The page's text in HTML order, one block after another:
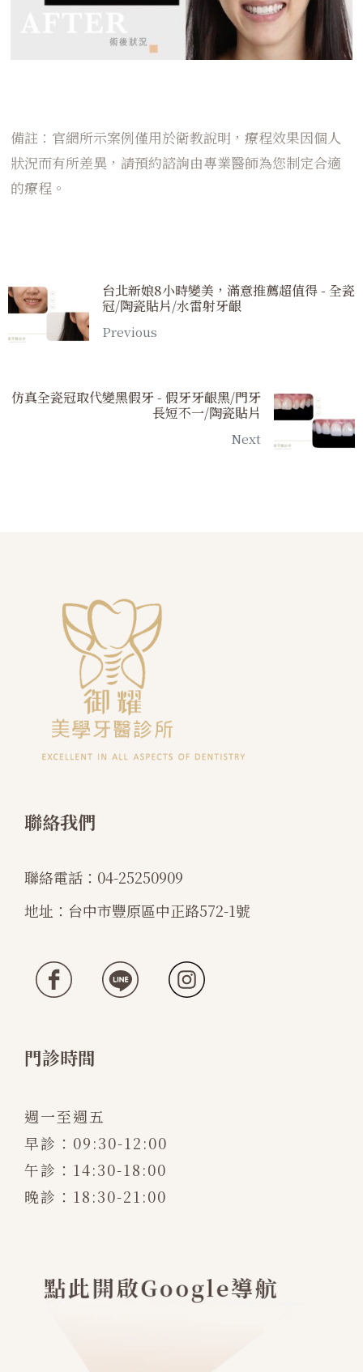
備註：官網所示案例僅用於衛教說明，療程效果因個人
狀況而有所差異，請預約諮詢由專業醫師為您制定合適
的療程。
台北新娘8小時變美，滿意推薦超值得 - 全瓷
冠/陶瓷貼片/水雷射牙齦
Previous
仿真全瓷冠取代變黑假牙 - 假牙牙齦黑/門牙
長短不一/陶瓷貼片
Next
聯絡我們
聯絡電話： 04-25250909
地址： 台中市豐原區中正路572-1號
門診時間
週一至週五
早診：09:30-12:00
午診：14:30-18:00
晚診：18:30-21:00